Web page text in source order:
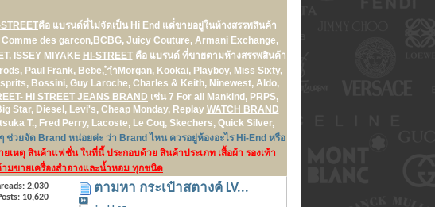
คือ แบรนด์ที่ไม่จัดเป็น Hi End แต่่ขายอยู่ในห้างสรรพสินค้า
des garcon,BCBG, Juicy Couture, Armani Exchange,
ISSEY MIYAKE HI-STREETคือ แบรนด์ ที่ขายตามห้างสรรพสินค้า
Paul Frank, Bebe, ฺำฺำMorgan, Kookai, Playboy, Miss Sixty,
Bossini, Guy Laroche, Charles & Keith, Ninewest, Aldo,
HI STREET JEANS BRAND เช่น 7 For all Mankind, PRPS,
Star, Diesel, Levi's, Cheap Monday, Replay WATCH BRAND
T., Fred Perry, Lacoste, Le Coq, Skechers, Quick Silver,
ช่วยจัด Brand หน่อยค่ะ ว่า Brand ไหน ควรอยู่ห้องอะไร Hi-End หรือ
ยเหตุ สินค้าแฟชั่น ในที่นี้ ประกอบด้วย สินค้าประเภท เสื้อผ้า รองเท้า
มขายเครื่องสำอางและน้ำหอม ทุกชนิด
2,030
10,620
ตามหา กระเป๋าสตางค์ LV...